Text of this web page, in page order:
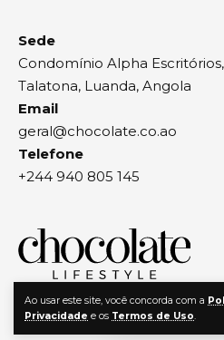
Ao usar este site, você concorda com a
Privacidade e os Termos de Uso.
Sede
Condomínio Alpha
Talatona, Luanda, Angola
Email
geral@chocolate.co.ao
Telefone
+244 940 805 145
© 2024, Chocolate | Todos os direitos